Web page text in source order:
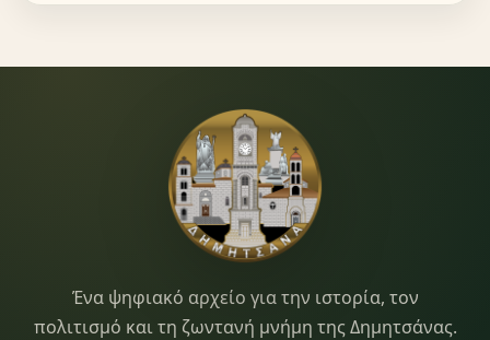
Dimitsana.gr
Ένα ψηφιακό αρχείο για την ιστορία, τον
πολιτισμό και τη ζωντανή μνήμη της Δημητσάνας.